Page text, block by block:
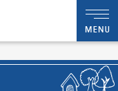
築戸建てを手がける工務店
ならサイエンスホーム静岡